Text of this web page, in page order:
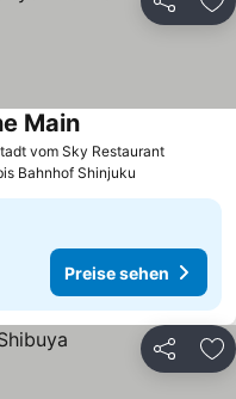
Teilen
vom Sky RestaurantPreise
MainPreise sehen
Bahnhof Shinjuku
Preise sehen
Teilen